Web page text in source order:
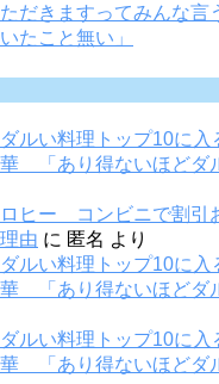
だきますってみんな言
たこと無い」
ルい料理トップ10に入
「あり得ないほどダ
ロヒー コンビニで割引
由 に 匿名 より
ルい料理トップ10に入
「あり得ないほどダ
ルい料理トップ10に入
「あり得ないほどダ